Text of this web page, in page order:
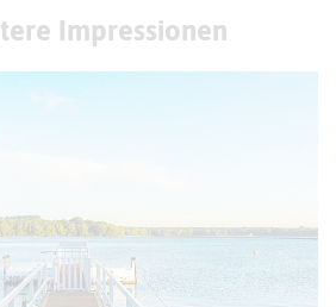
Impressionen